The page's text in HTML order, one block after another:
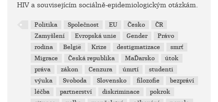
HIV a souvisejícím sociálně-epidemiologickým otázkám.
Politika Společnost EU Česko
ČR
Zamyšlení
Evropská unie Gender
Právo
rodina
België Krize destigmatizace
smrť
Migrace
Česká republika MaĎarsko
útok
práva
zákon Cenzura úmrtí
studenti
výuka
Svoboda Slovensko filozofie
bezpráví
léčba
partnerství diskriminace
pokrok